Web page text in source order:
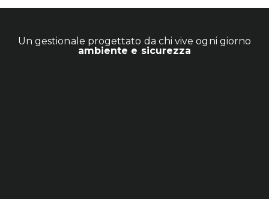
Un gestionale progettato da chi vive ogni giorno
ambiente e sicurezza